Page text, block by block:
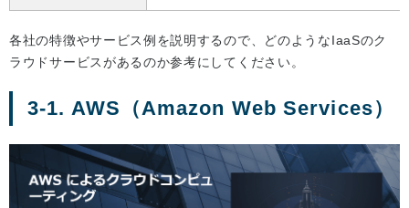
各社の特徴やサービス例を説明するので、どのようなIaaSのク
ラウドサービスがあるのか参考にしてください。
3-1. AWS（Amazon Web Services）